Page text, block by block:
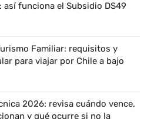
así funciona el Subsidio DS49
Familiar: requisitos y
para viajar por Chile a bajo
2026: revisa cuándo vence,
y qué ocurre si no la